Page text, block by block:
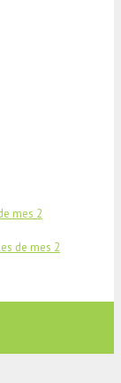
mes 2
de mes 2